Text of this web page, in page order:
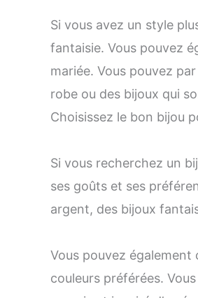
Si vous avez un style
fantaisie. Vous pouvez
mariée. Vous pouvez
robe ou des bijoux qui
Choisissez le bon bijou
Si vous recherchez un
ses goûts et ses
argent, des bijoux
Vous pouvez également
couleurs préférées.